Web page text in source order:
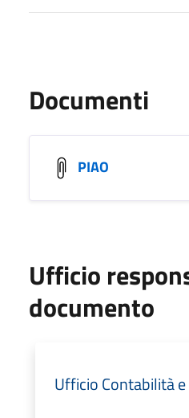
Documenti
PIAO
Ufficio
documento
Ufficio Contabilità